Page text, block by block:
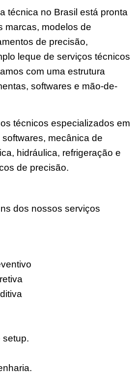
técnica no Brasil está pronta
marcas, modelos de
de precisão,
leque de serviços técnicos
com uma estrutura
softwares e mão-de-
técnicos especializados em
mecânica de
hidráulica, refrigeração e
de precisão.
dos nossos serviços
setup.